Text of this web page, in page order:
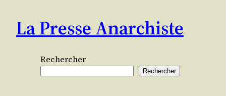
contenu
La Presse Anarchiste
Rechercher
Rechercher